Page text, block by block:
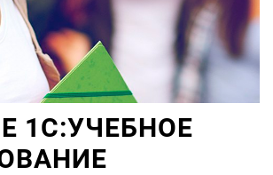
1С:УЧЕБНОЕ